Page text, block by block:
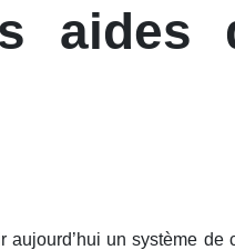
aides
aujourd’hui un système de